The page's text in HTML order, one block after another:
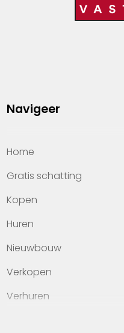
Navigeer
Home
Gratis schatting
Kopen
Huren
Nieuwbouw
Verkopen
Verhuren